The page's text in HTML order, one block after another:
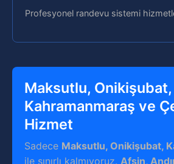
Profesyonel randevu sistemi
Maksutlu, Onikişubat,
Kahramanmaraş ve
Hizmet
Sadece Maksutlu, Onikişubat,
ile sınırlı kalmıyoruz. Afşin,